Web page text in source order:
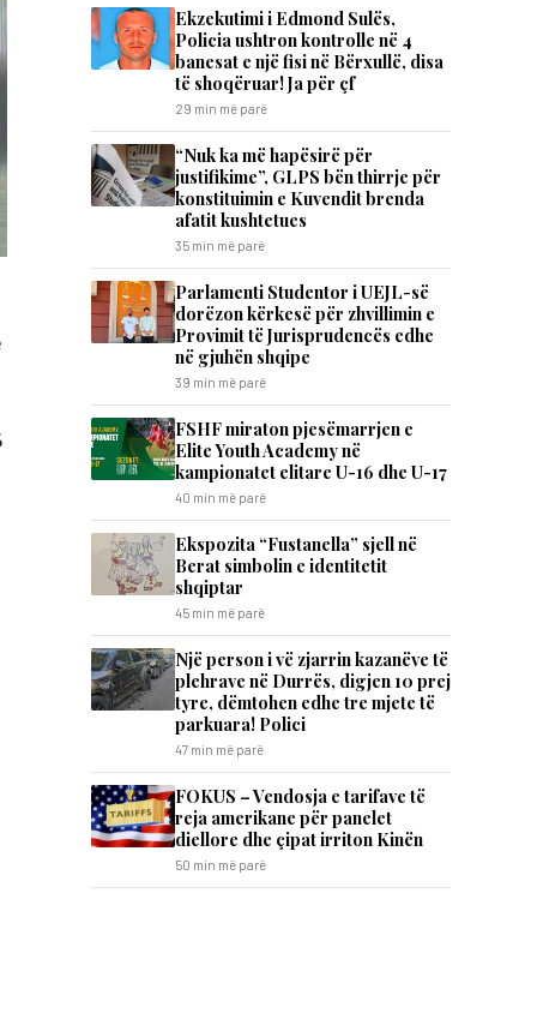
Ekzekutimi i Edmond Sulës,
Policia ushtron kontrolle në 4
banesat e një fisi në Bërxullë, disa
të shoqëruar! Ja për çf
29 min më parë
“Nuk ka më hapësirë për
justifikime”, GLPS bën thirrje për
konstituimin e Kuvendit brenda
afatit kushtetues
35 min më parë
Parlamenti Studentor i UEJL-së
dorëzon kërkesë për zhvillimin e
Provimit të Jurisprudencës edhe
në gjuhën shqipe
39 min më parë
FSHF miraton pjesëmarrjen e
Elite Youth Academy në
kampionatet elitare U-16 dhe U-17
40 min më parë
Ekspozita “Fustanella” sjell në
Berat simbolin e identitetit
shqiptar
45 min më parë
Një person i vë zjarrin kazanëve të
plehrave në Durrës, digjen 10 prej
tyre, dëmtohen edhe tre mjete të
parkuara! Polici
47 min më parë
FOKUS – Vendosja e tarifave të
reja amerikane për panelet
diellore dhe çipat irriton Kinën
50 min më parë